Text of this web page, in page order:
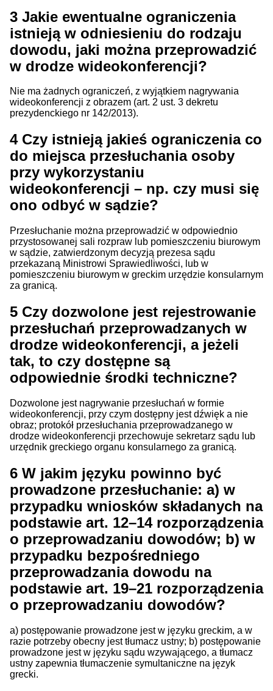
3 Jakie ewentualne ograniczenia
istnieją w odniesieniu do rodzaju
dowodu, jaki można przeprowadzić
w drodze wideokonferencji?
Nie ma żadnych ograniczeń, z wyjątkiem nagrywania
wideokonferencji z obrazem (art. 2 ust. 3 dekretu
prezydenckiego nr 142/2013).
4 Czy istnieją jakieś ograniczenia co
do miejsca przesłuchania osoby
przy wykorzystaniu
wideokonferencji – np. czy musi się
ono odbyć w sądzie?
Przesłuchanie można przeprowadzić w odpowiednio
przystosowanej sali rozpraw lub pomieszczeniu biurowym
w sądzie, zatwierdzonym decyzją prezesa sądu
przekazaną Ministrowi Sprawiedliwości, lub w
pomieszczeniu biurowym w greckim urzędzie konsularnym
za granicą.
5 Czy dozwolone jest rejestrowanie
przesłuchań przeprowadzanych w
drodze wideokonferencji, a jeżeli
tak, to czy dostępne są
odpowiednie środki techniczne?
Dozwolone jest nagrywanie przesłuchań w formie
wideokonferencji, przy czym dostępny jest dźwięk a nie
obraz; protokół przesłuchania przeprowadzanego w
drodze wideokonferencji przechowuje sekretarz sądu lub
urzędnik greckiego organu konsularnego za granicą.
6 W jakim języku powinno być
prowadzone przesłuchanie: a) w
przypadku wniosków składanych na
podstawie art. 12–14 rozporządzenia
o przeprowadzaniu dowodów; b) w
przypadku bezpośredniego
przeprowadzania dowodu na
podstawie art. 19–21 rozporządzenia
o przeprowadzaniu dowodów?
a) postępowanie prowadzone jest w języku greckim, a w
razie potrzeby obecny jest tłumacz ustny; b) postępowanie
prowadzone jest w języku sądu wzywającego, a tłumacz
ustny zapewnia tłumaczenie symultaniczne na język
grecki.